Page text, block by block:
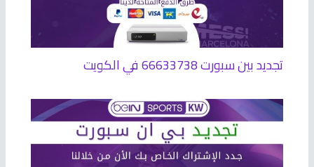
تجديد بين سبورت 66633738 في الكويت